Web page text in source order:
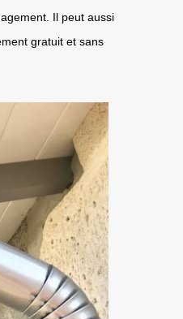
Il peut aussi
gratuit et sans